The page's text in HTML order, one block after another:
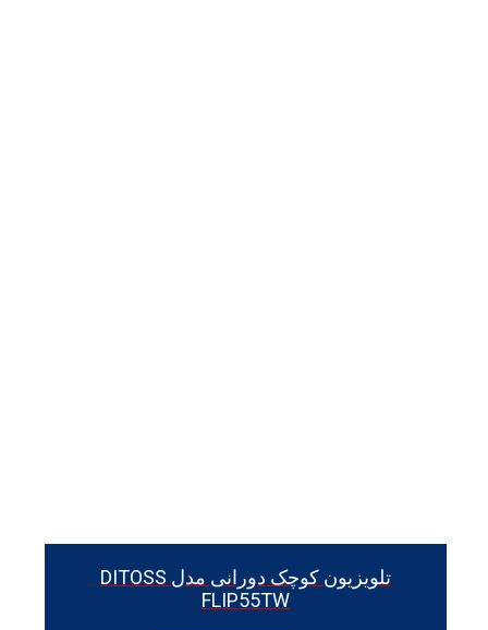
تلویزیون کوچک دورانی مدل DITOSS
FLIP55TW